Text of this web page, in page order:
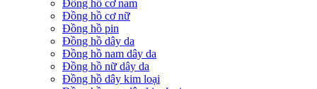
Đồng hồ cơ nam
Đồng hồ cơ nữ
Đồng hồ pin
Đồng hồ dây da
Đồng hồ nam dây da
Đồng hồ nữ dây da
Đồng hồ dây kim loại